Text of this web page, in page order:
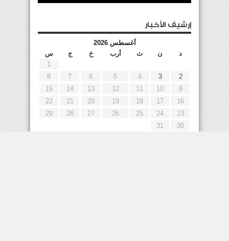
إرشيف الأخبار
أغسطس 2026
د
ن ث أرب خ ج
س
1
2
3
4
5
6
7
8
9
10
11
12
13
14
15
16
17
18
19
20
21
22
23
24
25
26
27
28
29
30
31